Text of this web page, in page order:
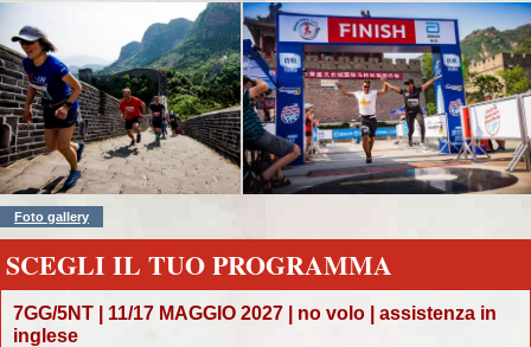
Foto gallery
SCEGLI IL TUO PROGRAMMA
7GG/5NT | 11/17 MAGGIO 2027 | no volo | assistenza in
inglese